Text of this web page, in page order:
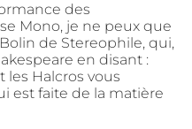
des
Mono, je ne peux que
de Stereophile, qui,
en disant :
les Halcros vous
est faite de la matière